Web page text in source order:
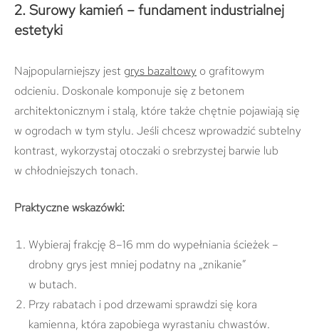
2. Surowy kamień – fundament industrialnej
estetyki
Najpopularniejszy jest grys bazaltowy o grafitowym
odcieniu. Doskonale komponuje się z betonem
architektonicznym i stalą, które także chętnie pojawiają się
w ogrodach w tym stylu. Jeśli chcesz wprowadzić subtelny
kontrast, wykorzystaj otoczaki o srebrzystej barwie lub
w chłodniejszych tonach.
Praktyczne wskazówki:
Wybieraj frakcję 8–16 mm do wypełniania ścieżek –
drobny grys jest mniej podatny na „znikanie”
w butach.
Przy rabatach i pod drzewami sprawdzi się kora
kamienna, która zapobiega wyrastaniu chwastów.